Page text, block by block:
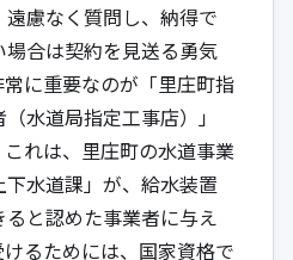
慮なく質問し、納得で
合は契約を見送る勇気
に重要なのが「里庄町指
水道局指定工事店）」
れは、里庄町の水道事業
水道課」が、給水装置
と認めた事業者に与え
るためには、国家資格で